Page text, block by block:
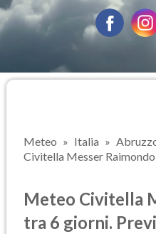
Meteo Italia
Civitella Messer Raimondo
Meteo Civitella
tra 6 giorni.